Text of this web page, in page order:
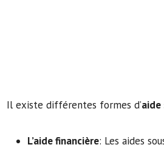
Il existe différentes formes d’aide
L’aide financière: Les aides